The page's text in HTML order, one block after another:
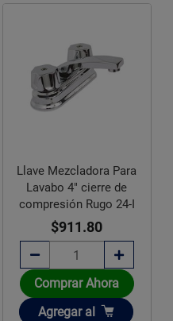
Llave Mezcladora Para
Lavabo 4" cierre de
compresión Rugo 24-I
$911.80
Comprar Ahora
Añadir
Agregar al